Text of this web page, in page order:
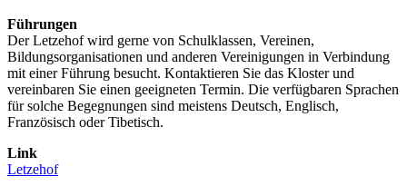
Führungen
Der Letzehof wird gerne von Schulklassen, Vereinen,
Bildungsorganisationen und anderen Vereinigungen in Verbindung
mit einer Führung besucht. Kontaktieren Sie das Kloster und
vereinbaren Sie einen geeigneten Termin. Die verfügbaren Sprachen
für solche Begegnungen sind meistens Deutsch, Englisch,
Französisch oder Tibetisch.
Link
Letzehof